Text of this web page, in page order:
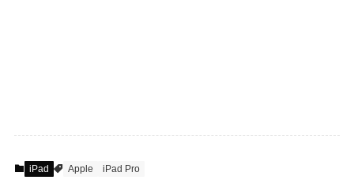
iPad Apple iPad Pro